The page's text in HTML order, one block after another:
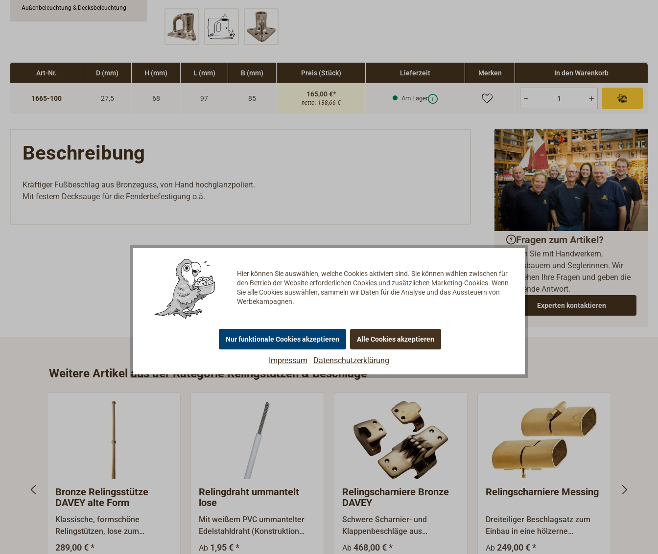
Außenbeleuchtung & Decksbeleuchtung
Art-Nr. D (mm) H (mm) L (mm) B (mm) Preis (Stück) Lieferzeit Merken In den Warenkorb
1665-100 27,5 68 97 85
165,00 €*
netto: 138,66 €
Am Lager
Beschreibung
Kräftiger Fußbeschlag aus Bronzeguss, von Hand hochglanzpoliert.
Mit festem Decksauge für die Fenderbefestigung o.ä.
Fragen zum Artikel?
Reden Sie mit Handwerkern,
Bootsbauern und Seglerinnen. Wir
verstehen Ihre Fragen und geben die
passende Antwort.
Experten kontaktieren
Weitere Artikel aus der Kategorie Relingstützen & Beschläge
Bronze Relingsstütze
DAVEY alte Form
Klassische, formschöne
Relingstützen, lose zum
Einstecken, mit Splintbohrung.
289,00 € *
Relingdraht ummantelt
lose
Mit weißem PVC ummantelter
Edelstahldraht (Konstruktion
7x7) für Relingsdurchzüge,
Ab 1,95 € *
Relingscharniere Bronze
DAVEY
Schwere Scharnier- und
Klappenbeschläge aus
handpolierter Gussbronze von
Ab 468,00 € *
Relingscharniere Messing
Dreiteiliger Beschlagsatz zum
Einbau in eine hölzerne
Reling.Klassischer, schwerer
Ab 249,00 € *
Hier können Sie auswählen, welche Cookies aktiviert sind. Sie können wählen zwischen für
den Betrieb der Website erforderlichen Cookies und zusätzlichen Marketing-Cookies. Wenn
Sie alle Cookies auswählen, sammeln wir Daten für die Analyse und das Aussteuern von
Werbekampagnen.
Nur funktionale Cookies akzeptieren Alle Cookies akzeptieren
Impressum Datenschutzerklärung